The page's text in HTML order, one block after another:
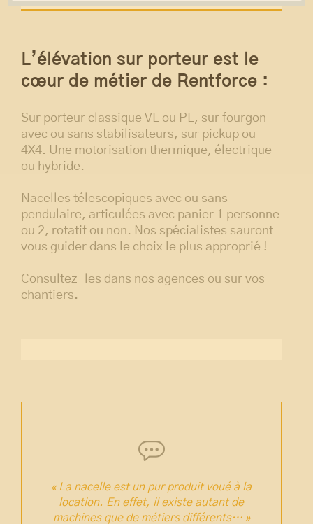
L’élévation sur porteur est le
cœur de métier de Rentforce :
Sur porteur classique VL ou PL, sur fourgon
avec ou sans stabilisateurs, sur pickup ou
4X4. Une motorisation thermique, électrique
ou hybride.
Nacelles télescopiques avec ou sans
pendulaire, articulées avec panier 1 personne
ou 2, rotatif ou non. Nos spécialistes sauront
vous guider dans le choix le plus approprié !
Consultez-les dans nos agences ou sur vos
chantiers.
« La nacelle est un pur produit voué à la
location. En effet, il existe autant de
machines que de métiers différents… »